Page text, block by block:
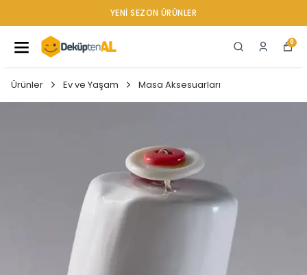
YENI SEZON ÜRÜNLER
0
Ürünler Ev ve Yaşam Masa Aksesuarları